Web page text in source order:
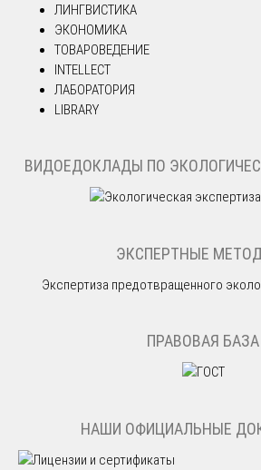
ЛИНГВИСТИКА
ЭКОНОМИКА
ТОВАРОВЕДЕНИЕ
INTELLECT
ЛАБОРАТОРИЯ
LIBRARY
ВИДОЕДОКЛАДЫ ПО
ЭКСПЕРТНЫЕ
Экспертиза предотвращенного
ПРАВОВАЯ БАЗА
НАШИ ОФИЦИАЛЬНЫЕ